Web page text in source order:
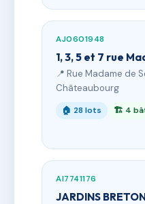
AJ0601948
1, 3, 5 et 7 rue
📍 Rue Madame de
Châteaubourg
🏠 28 lots 🏗 4
AI7741176
JARDINS